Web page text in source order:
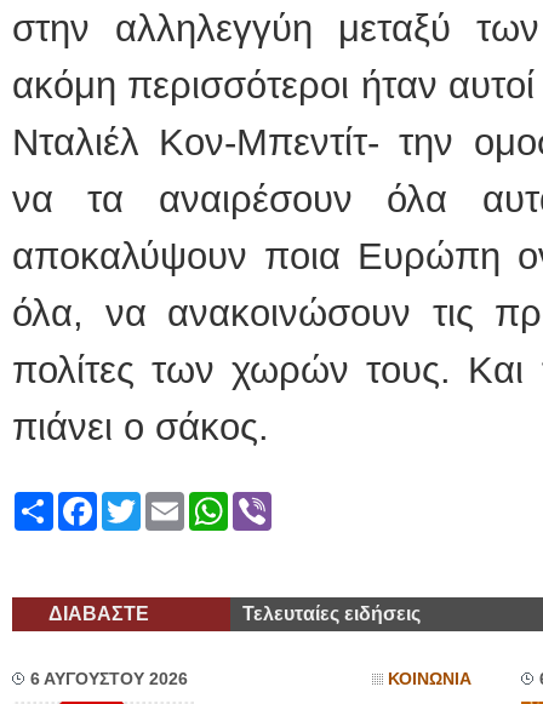
στην αλληλεγγύη μεταξύ
ακόμη περισσότεροι ήταν
Νταλιέλ Κον-Μπεντίτ- την
να τα αναιρέσουν όλα
αποκαλύψουν ποια Ευρώπη
όλα, να ανακοινώσουν τις
πολίτες των χωρών τους.
πιάνει ο σάκος.
ShareFacebook
TwitterEmailWhatsApp
ΔΙΑΒΑΣΤΕ Τελευταίες ειδήσεις
6 ΑΥΓΟΥΣΤΟΥ 2026 ΚΟΙΝΩΝΙΑ